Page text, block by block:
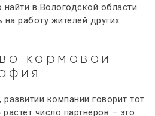
в Вологодской области.
работу жителей других
кормовой
компании говорит тот
число партнеров – это